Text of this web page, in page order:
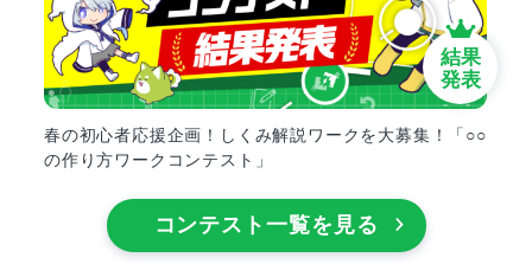
春の初心者応援企画！しくみ解説ワークを大募集！「○○
の作り方ワークコンテスト」
結果
発表
コンテスト一覧を見る